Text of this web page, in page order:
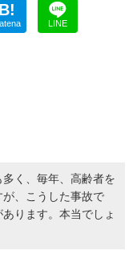
B!
LINE
く、毎年、高齢者を
、こうした事故で
ります。本当でしょ